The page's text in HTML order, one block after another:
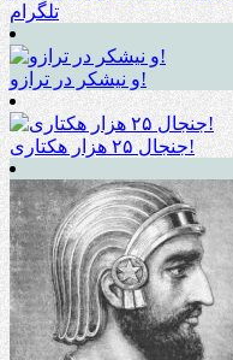
تلگرام
و نیشکر در ترازو!
جنجال ۲۵ هزار هکتاری!